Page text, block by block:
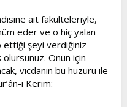
ait fakülteleriyle,
eder ve o hiç yalan
şeyi verdiğiniz
Onun için
vicdanın bu huzuru ile
ı Kerim: